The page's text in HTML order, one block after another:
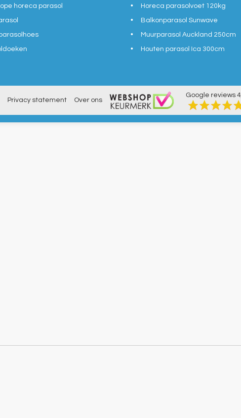
horeca parasol Horeca parasolvoet 120kg
Balkonparasol Sunwave
Muurparasol Auckland 250cm
Houten parasol Ica 300cm
Privacy statement Over ons
Google reviews